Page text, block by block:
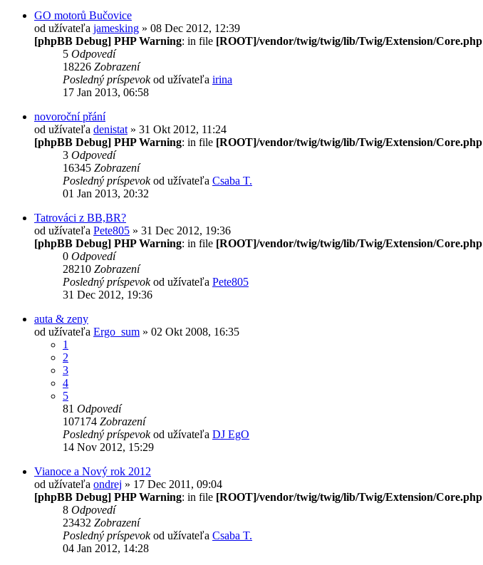
GO motorů Bučovice
od užívateľa jamesking » 08 Dec 2012, 12:39
[phpBB Debug] PHP Warning: in file [ROOT]/vendor/twig/twig/lib/Twig/Extension/Core.php
5 Odpovedí
18226 Zobrazení
Posledný príspevokod užívateľa irina
17 Jan 2013, 06:58
novoroční přání
od užívateľa denistat » 31 Okt 2012, 11:24
[phpBB Debug] PHP Warning: in file [ROOT]/vendor/twig/twig/lib/Twig/Extension/Core.php
3 Odpovedí
16345 Zobrazení
Posledný príspevokod užívateľa Csaba T.
01 Jan 2013, 20:32
Tatrováci z BB,BR?
od užívateľa Pete805 » 31 Dec 2012, 19:36
[phpBB Debug] PHP Warning: in file [ROOT]/vendor/twig/twig/lib/Twig/Extension/Core.php
0 Odpovedí
28210 Zobrazení
Posledný príspevokod užívateľa Pete805
31 Dec 2012, 19:36
auta & zeny
od užívateľa Ergo_sum » 02 Okt 2008, 16:35
1
2
3
4
5
81 Odpovedí
107174 Zobrazení
Posledný príspevokod užívateľa DJ EgO
14 Nov 2012, 15:29
Vianoce a Nový rok 2012
od užívateľa ondrej » 17 Dec 2011, 09:04
[phpBB Debug] PHP Warning: in file [ROOT]/vendor/twig/twig/lib/Twig/Extension/Core.php
8 Odpovedí
23432 Zobrazení
Posledný príspevokod užívateľa Csaba T.
04 Jan 2012, 14:28